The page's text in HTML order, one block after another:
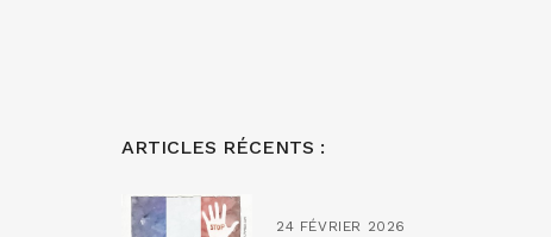
ARTICLES RÉCENTS :
24 FÉVRIER 2026